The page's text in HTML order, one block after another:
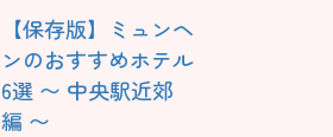
【保存版】ミュンヘ
ンのおすすめホテル
6選 〜 中央駅近郊
編 〜